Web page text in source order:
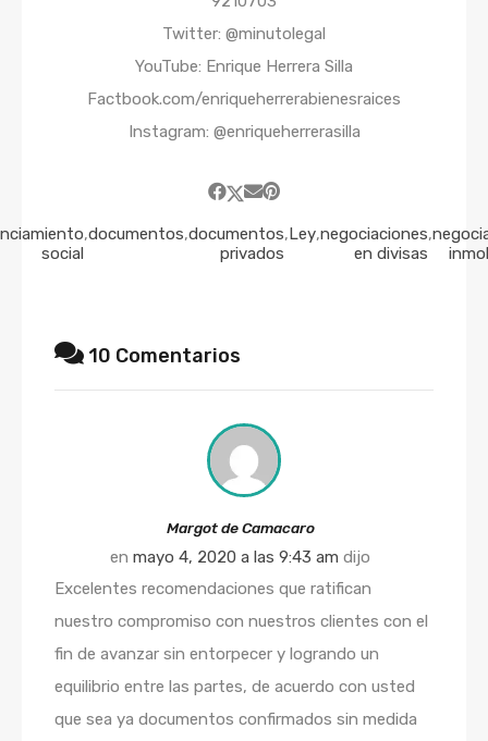
Twitter: @minutolegal
YouTube: Enrique Herrera Silla
Factbook.com/enriqueherrerabienesraices
Instagram: @enriqueherrerasilla
social
,documentos,documentos
privados
,Ley,negociaciones
en divisas
,
10 Comentarios
Margot de Camacaro
en mayo 4, 2020 a las 9:43 am dijo
Excelentes recomendaciones que ratifican
nuestro compromiso con nuestros clientes con el
fin de avanzar sin entorpecer y logrando un
equilibrio entre las partes, de acuerdo con usted
que sea ya documentos confirmados sin medida